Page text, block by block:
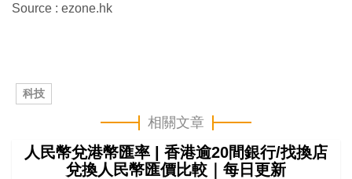
Source : ezone.hk
科技
相關文章
人民幣兌港幣匯率 | 香港逾20間銀行/找換店
兌換人民幣匯價比較｜每日更新